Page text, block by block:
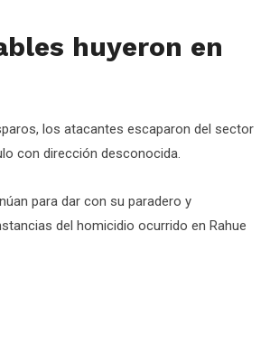
huyeron en
los atacantes escaparon del sector
con dirección desconocida.
para dar con su paradero y
del homicidio ocurrido en Rahue